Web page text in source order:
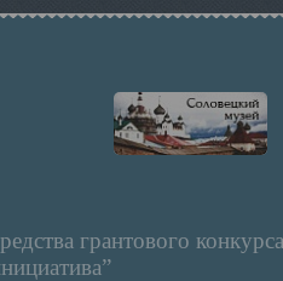
грантового конкурса